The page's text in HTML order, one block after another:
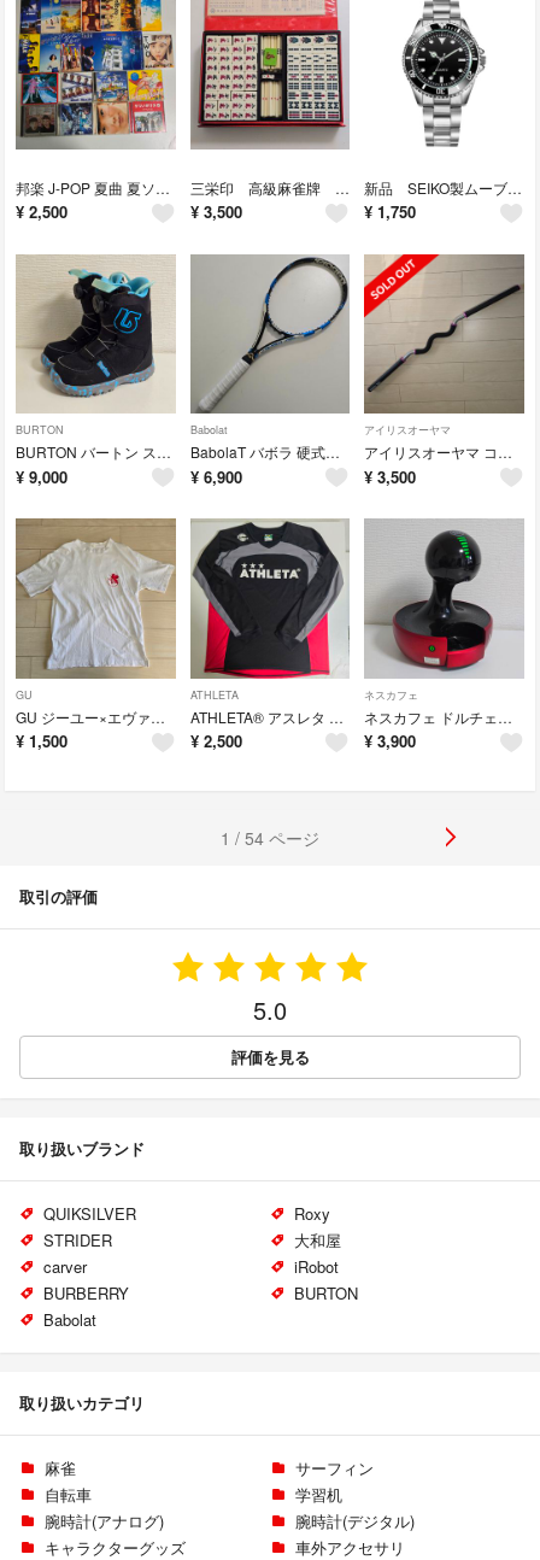
邦楽 J-POP 夏曲 夏ソング 名曲CD 懐メロ まとめ売り 全22点
¥ 2,500
三栄印 高級麻雀牌 MP2026071301
¥ 3,500
新品 SEIKO製ムーブメント TPWクォーツ腕時計...
¥ 1,750
BURTON
BURTON バートン スノーボードブーツ GROM 20.0㎝ BOA
¥ 9,000
Babolat
BabolaT バボラ 硬式テニスラケット PURE DRIVE ガットなし
¥ 6,900
アイリスオーヤマ
アイリスオーヤマ コアトレーナー Ｍサイズ TSR-1160 体幹 ストレッチ
¥ 3,500
GU
GU ジーユー×エヴァンゲリオン Tシャツ M
¥ 1,500
ATHLETA
ATHLETA® アスレタ CAFÉ DO BRASILプラクティスシャツO
¥ 2,500
ネスカフェ
ネスカフェ ドルチェグスト ドロップ レッドメタル MD9774RM
¥ 3,900
1 / 54 ページ
取引の評価
5.0
評価を見る
取り扱いブランド
QUIKSILVER
Roxy
STRIDER
大和屋
carver
iRobot
BURBERRY
BURTON
Babolat
取り扱いカテゴリ
麻雀
サーフィン
自転車
学習机
腕時計(アナログ)
腕時計(デジタル)
キャラクターグッズ
車外アクセサリ